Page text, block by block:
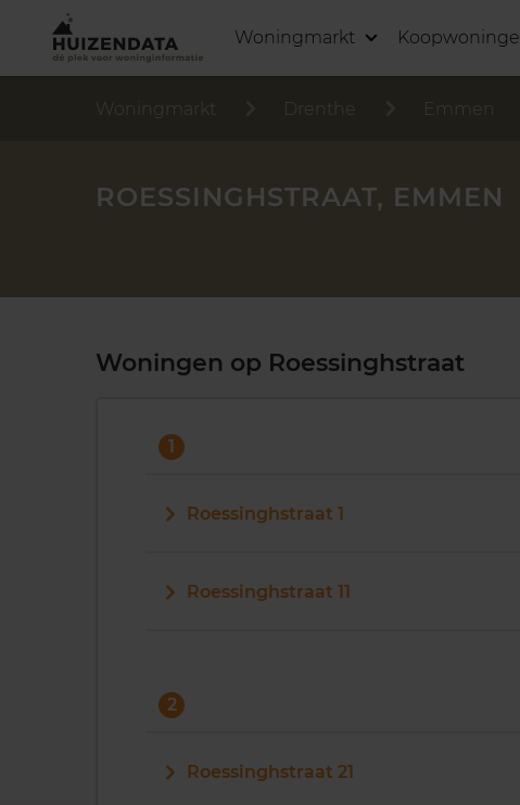
Woningmarkt
Woningmarkt Drenthe Emmen
ROESSINGHSTRAAT, EMMEN
Woningen op Roessinghstraat
1
Roessinghstraat 1
Roessinghstraat 11
2
Roessinghstraat 21